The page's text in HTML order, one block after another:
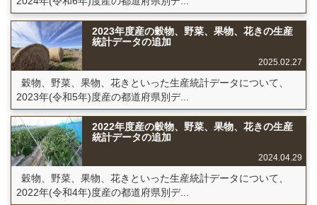
2023年度産の穀物、野菜、果物、花きの生産
統計データの追加
2025.02.27
穀物、野菜、果物、花きといった生産統計データについて、
2023年(令和5年)度産の都道府県別デ...
2022年度産の穀物、野菜、果物、花きの生産
統計データの追加
2024.04.29
穀物、野菜、果物、花きといった生産統計データについて、
2022年(令和4年)度産の都道府県別デ...